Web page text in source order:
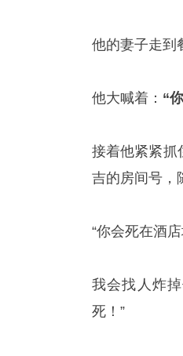
他的妻子走到
他大喊着： “
接着他紧紧抓
吉的房间号，
“你会死在酒
我会找人炸
死！”